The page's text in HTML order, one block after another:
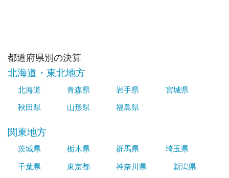
都道府県別の決算
北海道・東北地方
北海道 青森県 岩手県
宮城県
秋田県
山形県 福島県
関東地方
茨城県 栃木県 群馬県
埼玉県
千葉県
東京都 神奈川県
新潟県